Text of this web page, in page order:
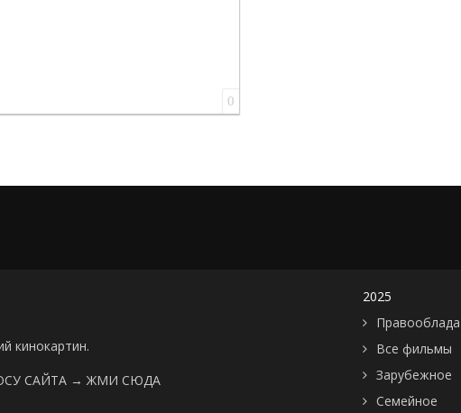
0
кинокартин.
САЙТА → ЖМИ СЮДА
2025
Все фильмы
Зарубежное
Семейное